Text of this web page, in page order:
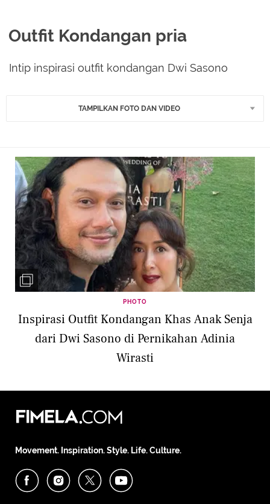
Outfit Kondangan pria
Intip inspirasi outfit kondangan Dwi Sasono
TAMPILKAN FOTO DAN VIDEO
PHOTO
Inspirasi Outfit Kondangan Khas Anak Senja
dari Dwi Sasono di Pernikahan Adinia
Wirasti
Movement. Inspiration. Style. Life. Culture.